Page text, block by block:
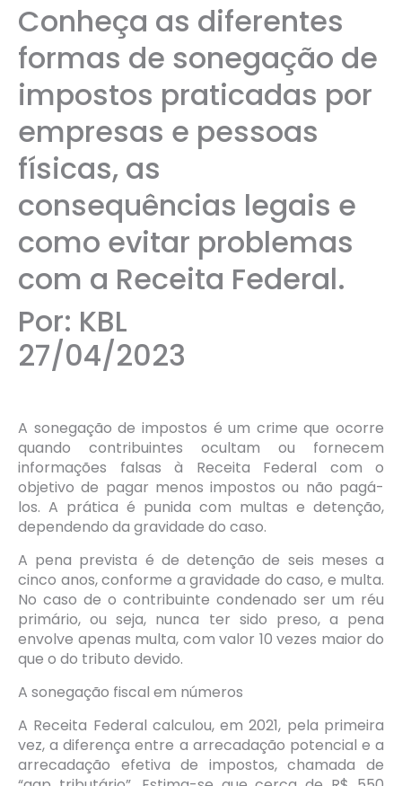
Conheça as diferentes
formas de sonegação de
impostos praticadas por
empresas e pessoas
físicas, as
consequências legais e
como evitar problemas
com a Receita Federal.
Por: KBL
27/04/2023
A sonegação de impostos é um crime que ocorre
quando contribuintes ocultam ou fornecem
informações falsas à Receita Federal com o
objetivo de pagar menos impostos ou não pagá-
los. A prática é punida com multas e detenção,
dependendo da gravidade do caso.
A pena prevista é de detenção de seis meses a
cinco anos, conforme a gravidade do caso, e multa.
No caso de o contribuinte condenado ser um réu
primário, ou seja, nunca ter sido preso, a pena
envolve apenas multa, com valor 10 vezes maior do
que o do tributo devido.
A sonegação fiscal em números
A Receita Federal calculou, em 2021, pela primeira
vez, a diferença entre a arrecadação potencial e a
arrecadação efetiva de impostos, chamada de